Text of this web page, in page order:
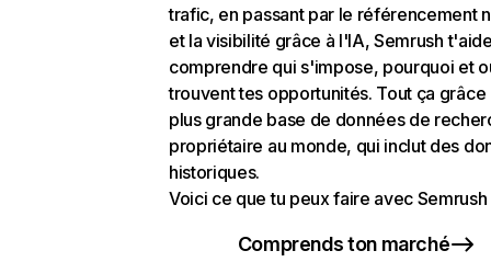
trafic, en passant par le référencement
et la visibilité grâce à l'IA, Semrush
comprendre qui s'impose, pourquoi et
trouvent tes opportunités. Tout ça grâce
plus grande base de données de
propriétaire au monde, qui inclut des
historiques.
Voici ce que tu peux faire avec Semrush
Comprends ton marché